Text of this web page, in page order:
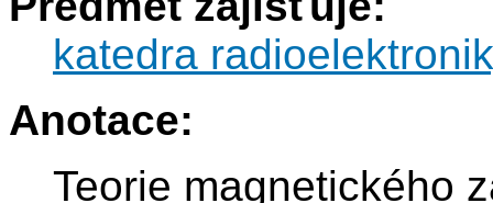
katedra
Anotace:
Teorie magnetického